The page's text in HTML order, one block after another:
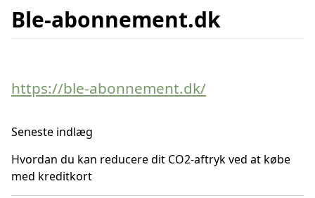
Ble-abonnement.dk
https://ble-abonnement.dk/
Seneste indlæg
Hvordan du kan reducere dit CO2-aftryk ved at købe
med kreditkort